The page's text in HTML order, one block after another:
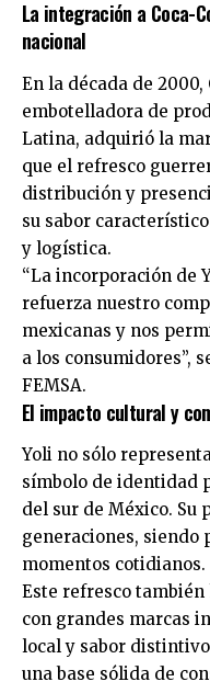
La integración a Coca-
nacional
En la década de 2000,
embotelladora de
Latina, adquirió la
que el refresco
distribución y
su sabor
y logística.
“La incorporación de
refuerza nuestro
mexicanas y nos
a los consumidores”,
FEMSA.
El impacto cultural y
Yoli no sólo
símbolo de identidad
del sur de México. Su
generaciones, siendo
momentos cotidianos.
Este refresco
con grandes marcas
local y sabor
una base sólida de